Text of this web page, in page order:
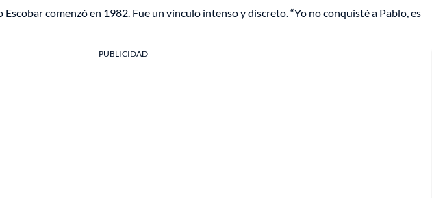
comenzó en 1982. Fue un vínculo intenso y discreto. “Yo no conquisté a Pablo, es
PUBLICIDAD